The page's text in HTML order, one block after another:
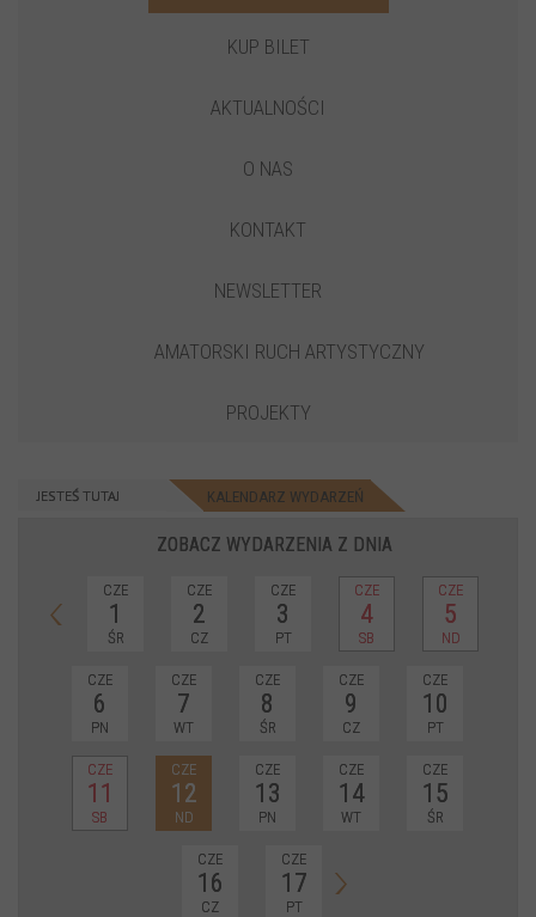
KUP BILET
AKTUALNOŚCI
O NAS
KONTAKT
NEWSLETTER
AMATORSKI RUCH ARTYSTYCZNY
PROJEKTY
JESTEŚ TUTAJ KALENDARZ WYDARZEŃ
ZOBACZ WYDARZENIA Z DNIA
CZE
1
ŚR
CZE
2
CZ
CZE
3
PT
CZE
4
SB
CZE
5
ND
CZE
6
PN
CZE
7
WT
CZE
8
ŚR
CZE
9
CZ
CZE
10
PT
CZE
11
SB
CZE
12
ND
CZE
13
PN
CZE
14
WT
CZE
15
ŚR
CZE
16
CZ
CZE
17
PT